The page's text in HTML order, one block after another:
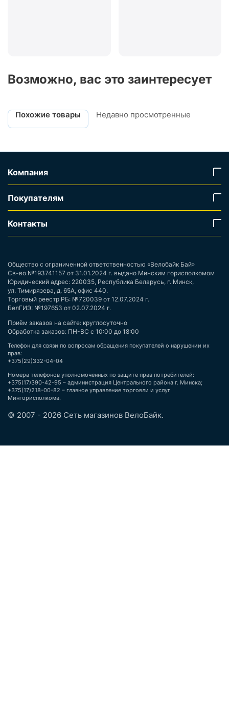
Возможно, вас это заинтересует
Похожие товары Недавно просмотренные
Компания
Покупателям
Контакты
Общество с ограниченной ответственностью «Велобайк Бай»
Св-во №193741157 от 31.01.2024 г. выдано Минским горисполкомом
Юридический адрес: 220035, Республика Беларусь, г. Минск,
ул. Тимирязева, д. 65А, офис 440.
Торговый реестр РБ: №720039 от 12.07.2024 г.
БелГИЭ: №197653 от 02.07.2024 г.
Приём заказов на сайте: круглосуточно
Обработка заказов: ПН-ВС с 10:00 до 18:00
Телефон для связи по вопросам обращения покупателей о нарушении их
прав:
+375(29)332-04-04
Номера телефонов уполномоченных по защите прав потребителей:
+375(17)390-42-95 – администрация Центрального района г. Минска;
+375(17)218-00-82 – главное управление торговли и услуг
Мингорисполкома.
© 2007 - 2026 Сеть магазинов ВелоБайк.